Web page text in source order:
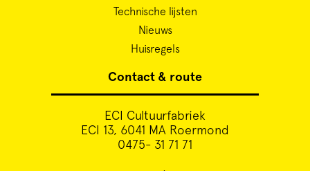
Technische lijsten
Nieuws
Huisregels
Contact & route
ECI Cultuurfabriek
ECI 13, 6041 MA Roermond
0475- 31 71 71